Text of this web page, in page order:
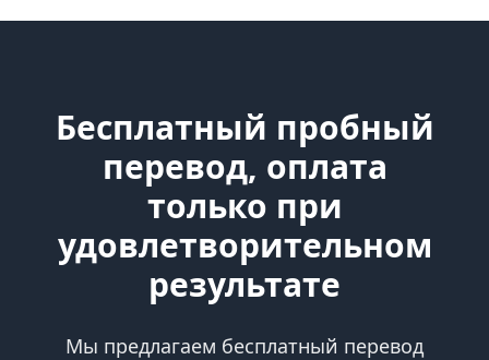
Бесплатный пробный
перевод, оплата
только при
удовлетворительном
результате
Мы предлагаем бесплатный перевод